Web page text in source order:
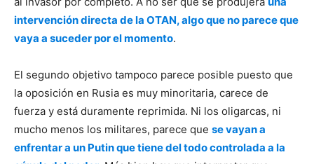
intervención directa de la OTAN, algo que no parece que
vaya a suceder por el momento.
El segundo objetivo tampoco parece posible puesto que
la oposición en Rusia es muy minoritaria, carece de
fuerza y está duramente reprimida. Ni los oligarcas, ni
mucho menos los militares, parece que se vayan a
enfrentar a un Putin que tiene del todo controlada a la